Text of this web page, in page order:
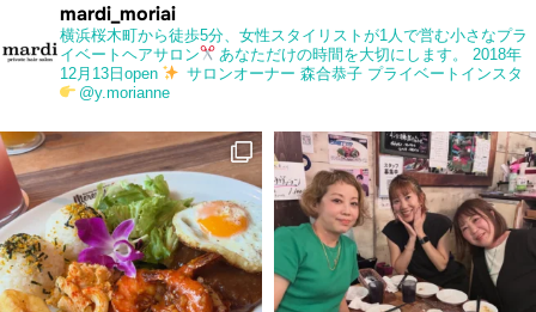
シ
ョ
ン
mardi_moriai
横浜桜木町から徒歩5分、女性スタイリストが1人で営む小さなプラ
イベートヘアサロン
あなただけの時間を大切にします。
2018年
12月13日open
サロンオーナー 森合恭子 プライベートインスタ
@y.morianne